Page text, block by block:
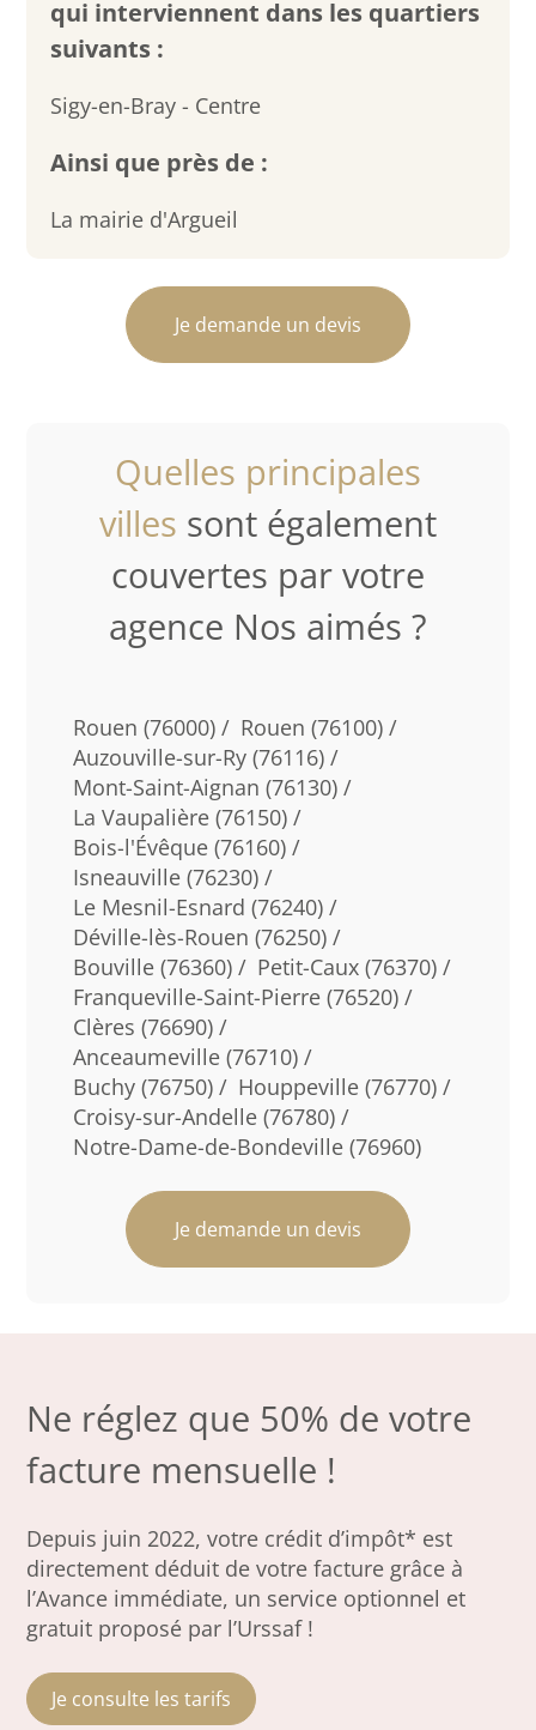
qui interviennent dans les quartiers
suivants :
Sigy-en-Bray - Centre
Ainsi que près de :
La mairie d'Argueil
Je demande un devis
Quelles principales
villes sont également
couvertes par votre
agence Nos aimés ?
Rouen (76000) / Rouen (76100) /
Auzouville-sur-Ry (76116) /
Mont-Saint-Aignan (76130) /
La Vaupalière (76150) /
Bois-l'Évêque (76160) /
Isneauville (76230) /
Le Mesnil-Esnard (76240) /
Déville-lès-Rouen (76250) /
Bouville (76360) / Petit-Caux (76370) /
Franqueville-Saint-Pierre (76520) /
Clères (76690) /
Anceaumeville (76710) /
Buchy (76750) / Houppeville (76770) /
Croisy-sur-Andelle (76780) /
Notre-Dame-de-Bondeville (76960)
Je demande un devis
Ne réglez que 50% de votre
facture mensuelle !
Depuis juin 2022, votre crédit d’impôt* est
directement déduit de votre facture grâce à
l’Avance immédiate, un service optionnel et
gratuit proposé par l’Urssaf !
Je consulte les tarifs